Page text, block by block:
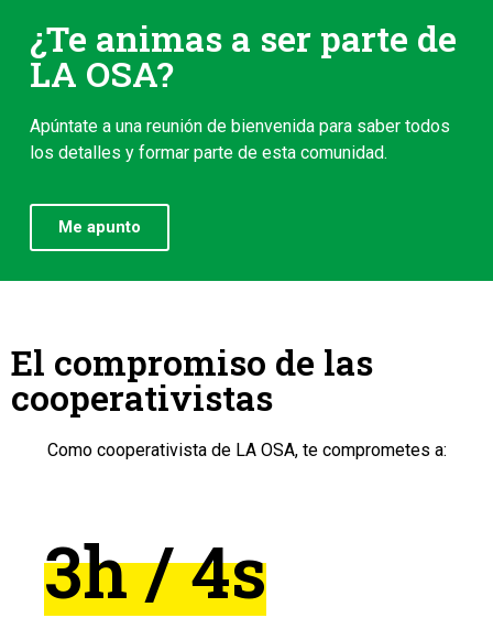
¿Te animas a ser parte de
LA OSA?
Apúntate a una reunión de bienvenida para saber todos
los detalles y formar parte de esta comunidad.
Me apunto
El compromiso de las
cooperativistas
Como cooperativista de LA OSA, te comprometes a:
3h / 4s